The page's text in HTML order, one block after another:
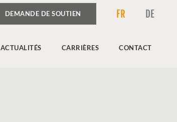
DEMANDE DE SOUTIEN FR DE
ACTUALITÉS CARRIÈRES CONTACT